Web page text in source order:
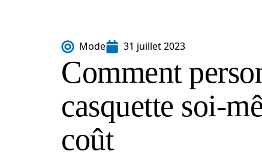
Mode 31 juillet 2023
Comment
casquette soi-
coût